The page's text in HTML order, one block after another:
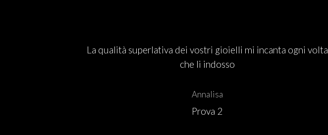
La qualità superlativa dei vostri gioielli mi incanta ogni volta
che li indosso
Annalisa
Prova 2